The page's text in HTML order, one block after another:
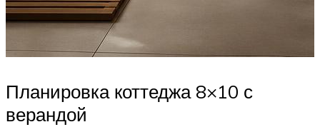
Планировка коттеджа 8×10 с
верандой